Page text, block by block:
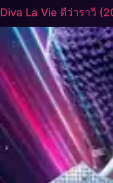
Diva La Vie ดีว่าราวี